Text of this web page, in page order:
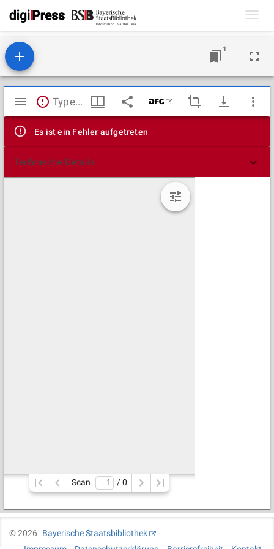
1
Mirador
Viewer
TypeError: Failed to fetch
Es ist ein Fehler aufgetreten
Technische Details
Scan / 0
©2026
Bayerische Staatsbibliothek